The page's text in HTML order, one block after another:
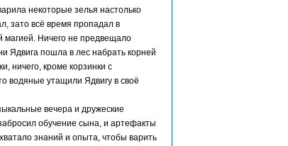
некоторые зелья настолько
зато всё время пропадал в
магией. Ничего не предвещало
Ядвига пошла в лес набрать корней
ничего, кроме корзинки с
водяные утащили Ядвигу в своё
вечера и дружеские
обучение сына, и артефакты
знаний и опыта, чтобы варить